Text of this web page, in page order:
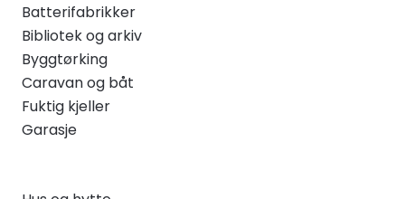
Batterifabrikker
Bibliotek og arkiv
Byggtørking
Caravan og båt
Fuktig kjeller
Garasje